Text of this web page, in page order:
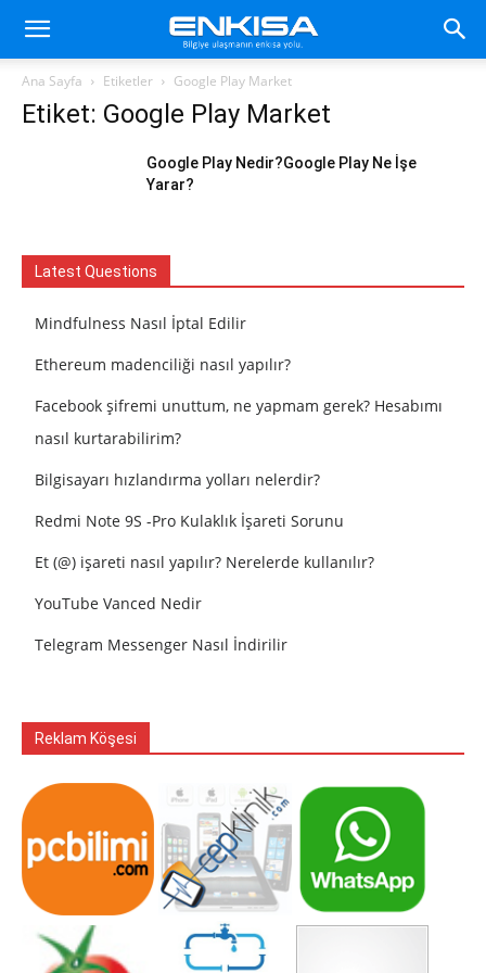
Ana Sayfa Etiketler Google Play Market
Etiket: Google Play Market
Google Play Nedir?Google Play Ne İşe
Yarar?
Latest Questions
Mindfulness Nasıl İptal Edilir
Ethereum madenciliği nasıl yapılır?
Facebook şifremi unuttum, ne yapmam gerek? Hesabımı
nasıl kurtarabilirim?
Bilgisayarı hızlandırma yolları nelerdir?
Redmi Note 9S -Pro Kulaklık İşareti Sorunu
Et (@) işareti nasıl yapılır? Nerelerde kullanılır?
YouTube Vanced Nedir
Telegram Messenger Nasıl İndirilir
Reklam Köşesi